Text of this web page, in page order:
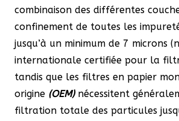
combinaison des différentes
confinement de toutes les
jusqu’à un minimum de 7 microns
internationale certifiée pour la
tandis que les filtres en papier
origine (OEM)nécessitent
filtration totale des particules